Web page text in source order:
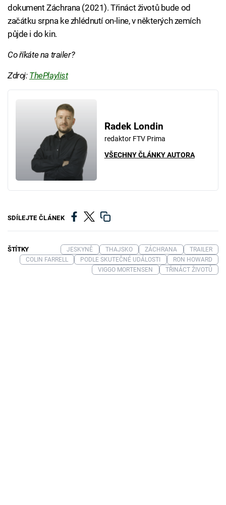
dokument Záchrana (2021). Třináct životů bude od
začátku srpna ke zhlédnutí on-line, v některých zemích
půjde i do kin.
Co říkáte na trailer?
Zdroj: ThePlaylist
Radek Londin
redaktor FTV Prima
VŠECHNY ČLÁNKY AUTORA
SDÍLEJTE ČLÁNEK
ŠTÍTKY JESKYNĚ THAJSKO ZÁCHRANA
TRAILER
COLIN FARRELL
PODLE SKUTEČNÉ UDÁLOSTI
RON HOWARD
VIGGO MORTENSEN
TŘINÁCT ŽIVOTŮ